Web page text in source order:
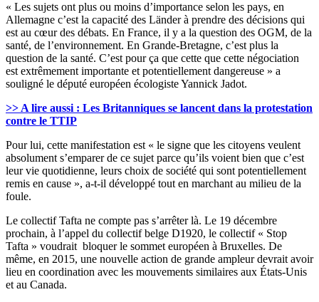
« Les sujets ont plus ou moins d’importance selon les pays, en
Allemagne c’est la capacité des Länder à prendre des décisions qui
est au cœur des débats. En France, il y a la question des OGM, de la
santé, de l’environnement. En Grande-Bretagne, c’est plus la
question de la santé. C’est pour ça que cette que cette négociation
est extrêmement importante et potentiellement dangereuse » a
souligné le député européen écologiste Yannick Jadot.
>> A lire aussi : Les Britanniques se lancent dans la protestation
contre le TTIP
Pour lui, cette manifestation est « le signe que les citoyens veulent
absolument s’emparer de ce sujet parce qu’ils voient bien que c’est
leur vie quotidienne, leurs choix de société qui sont potentiellement
remis en cause », a-t-il développé tout en marchant au milieu de la
foule.
Le collectif Tafta ne compte pas s’arrêter là. Le 19 décembre
prochain, à l’appel du collectif belge D1920, le collectif « Stop
Tafta » voudrait bloquer le sommet européen à Bruxelles. De
même, en 2015, une nouvelle action de grande ampleur devrait avoir
lieu en coordination avec les mouvements similaires aux États-Unis
et au Canada.